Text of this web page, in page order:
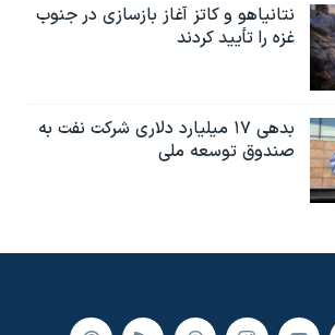
نتانیاهو و کاتز آغاز بازسازی در جنوب
غزه را تأیید کردند
بدهی ۱۷ میلیارد دلاری شرکت نفت به
صندوق توسعه ملی